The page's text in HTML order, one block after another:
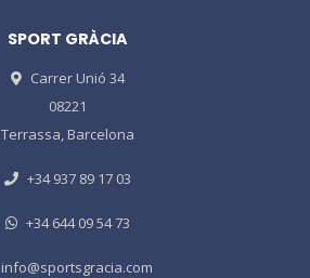
SPORT GRÀCIA
Carrer Unió 34
08221
Terrassa, Barcelona
+34 937 89 17 03
+34 644 09 54 73
info@sportsgracia.com